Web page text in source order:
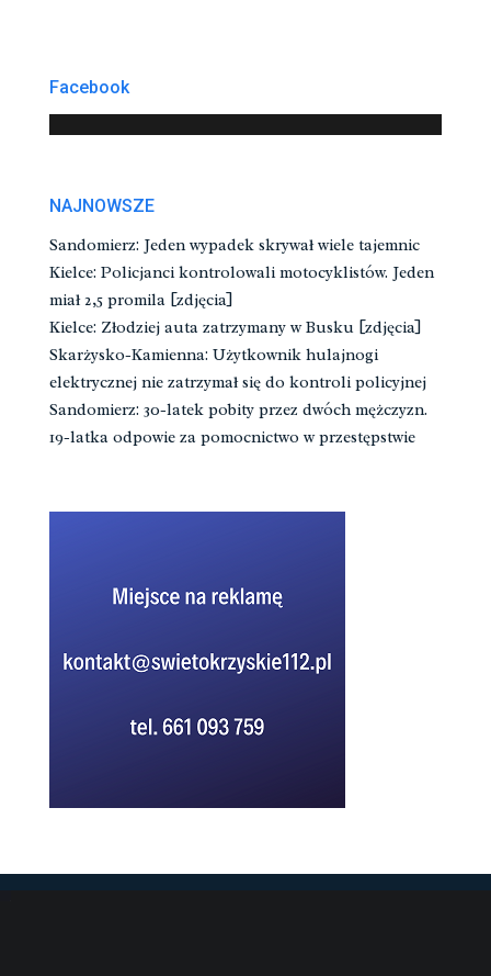
Facebook
NAJNOWSZE
Sandomierz: Jeden wypadek skrywał wiele tajemnic
Kielce: Policjanci kontrolowali motocyklistów. Jeden
miał 2,5 promila [zdjęcia]
Kielce: Złodziej auta zatrzymany w Busku [zdjęcia]
Skarżysko-Kamienna: Użytkownik hulajnogi
elektrycznej nie zatrzymał się do kontroli policyjnej
Sandomierz: 30-latek pobity przez dwóch mężczyzn.
19-latka odpowie za pomocnictwo w przestępstwie